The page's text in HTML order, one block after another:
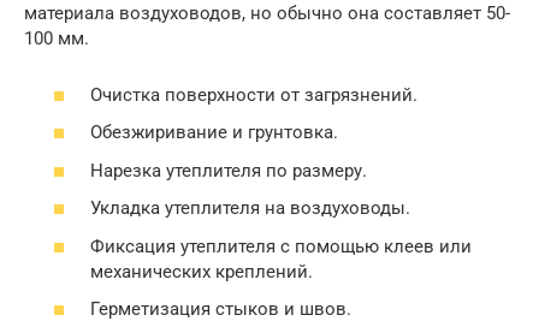
материала воздуховодов, но обычно она составляет 50-
100 мм.
Очистка поверхности от загрязнений.
Обезжиривание и грунтовка.
Нарезка утеплителя по размеру.
Укладка утеплителя на воздуховоды.
Фиксация утеплителя с помощью клеев или
механических креплений.
Герметизация стыков и швов.